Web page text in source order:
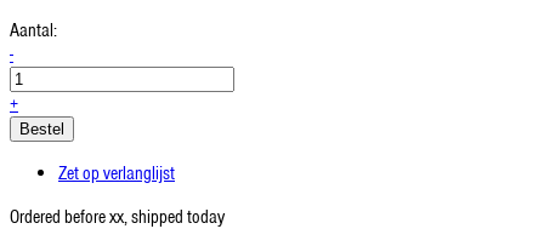
Aantal:
-
+
Bestel
Zet op verlanglijst
Ordered before xx, shipped today